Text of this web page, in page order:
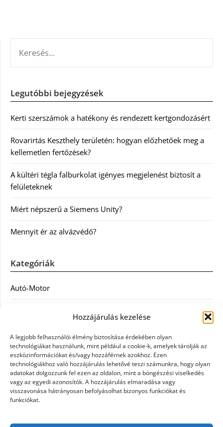
Hozzájárulás kezelése
A legjobb felhasználói élmény biztosítása érdekében olyan
technológiákat használunk, mint például a cookie-k, amelyek tárolják az
eszközinformációkat és/vagy hozzáférnek azokhoz. Ezen
technológiákhoz való hozzájárulás lehetővé teszi számunkra, hogy olyan
adatokat dolgozzunk fel ezen az oldalon, mint a böngészési viselkedés
vagy az egyedi azonosítók. A hozzájárulás elmaradása vagy
visszavonása hátrányosan befolyásolhat bizonyos funkciókat és
funkciókat.
Legutóbbi bejegyzések
Kerti szerszámok a hatékony és rendezett kertgondozásért
Rovarirtás Keszthely területén: hogyan előzhetőek meg a
kellemetlen fertőzések?
A kültéri tégla falburkolat igényes megjelenést biztosít a
felületeknek
Miért népszerű a Siemens Unity?
Mennyit ér az alvázvédő?
Kategóriák
Autó-Motor
Egészség
Egyéb
Étel
Szolgáltatás
Vásárlás